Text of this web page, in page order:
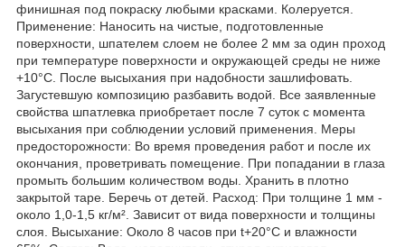
финишная под покраску любыми красками. Колеруется.
Применение: Наносить на чистые, подготовленные
поверхности, шпателем слоем не более 2 мм за один проход
при температуре поверхности и окружающей среды не ниже
+10°С. После высыхания при надобности зашлифовать.
Загустевшую композицию разбавить водой. Все заявленные
свойства шпатлевка приобретает после 7 суток с момента
высыхания при соблюдении условий применения. Меры
предосторожности: Во время проведения работ и после их
окончания, проветривать помещение. При попадании в глаза
промыть большим количеством воды. Хранить в плотно
закрытой таре. Беречь от детей. Расход: При толщине 1 мм -
около 1,0-1,5 кг/м². Зависит от вида поверхности и толщины
слоя. Высыхание: Около 8 часов при t+20°С и влажности